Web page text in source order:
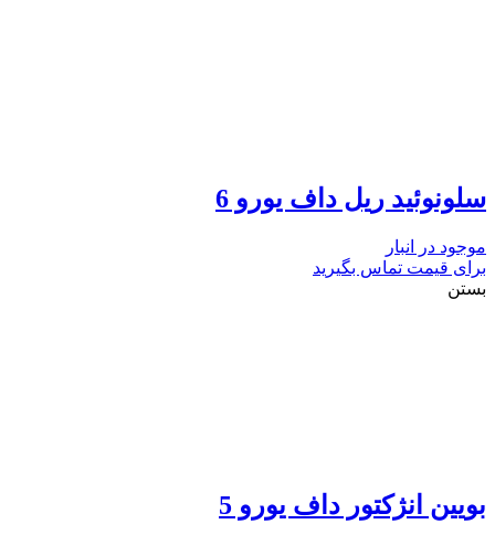
سلونوئید ریل داف یورو 6
موجود در انبار
برای قیمت تماس بگیرید
بستن
بویین انژکتور داف یورو 5